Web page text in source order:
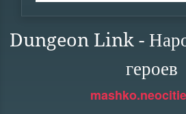
Dungeon Link -
героев